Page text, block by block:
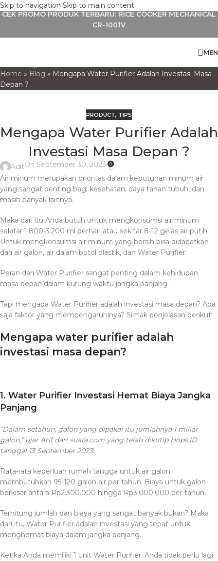
Skip to navigation Skip to main content
CEK PROMO PRODUK TERBARU: RICE COOKER MECHANICAL
CR-1001V
Home » Blog » Mengapa Water Purifier Adalah Investasi Masa
Depan ?
PRODUCT, TIPS
Mengapa Water Purifier Adalah
Investasi Masa Depan ?
AditOn September 30, 2023 0
Air minum merupakan prioritas dalam kebutuhan minum air
yang sangat penting bagi kesehatan, daya tahan tubuh, dan
masih banyak lainnya.
Maka dari itu Anda butuh untuk mengkonsumsi air minum
sekitar 1.800-3.200 ml perhari atau sekitar 8-12 gelas air putih.
Untuk mengkonsumsi air minum yang bersih bisa didapatkan
dari air galon, air dalam botol plastik, dan Water Purifier.
Peran dari Water Purifier sangat penting dalam kehidupan
masa depan dalam kurung waktu jangka panjang.
Tapi mengapa Water Purifier adalah investasi masa depan? Apa
saja faktor yang mempengaruhinya? Simak penjelasan berikut!
Mengapa water purifier adalah
investasi masa depan?
1. Water Purifier Investasi Hemat Biaya Jangka
Panjang
“Dalam setahun, galon yang dipakai itu jumlahnya 1 miliar
galon,” ujar Arif dari suara.com yang telah dikutip Hops.ID
tanggal 13 September 2023.
Rata-rata keperluan rumah tangga untuk air galon
membutuhkan 95-120 galon air per tahun. Biaya untuk galon
berkisar antara Rp2.300.000 hingga Rp3.000.000 per tahun.
Terhitung jumlah dan biaya yang sangat banyak bukan? Maka
dari itu, Water Purifier adalah investasi yang tepat untuk
menghemat biaya dalam jangka panjang.
Ketika Anda memiliki 1 unit Water Purifier, Anda tidak perlu lagi